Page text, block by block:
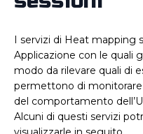
I servizi di Heat mapping
Applicazione con le quali
modo da rilevare quali di
permettono di monitorare
del comportamento
Alcuni di questi servizi